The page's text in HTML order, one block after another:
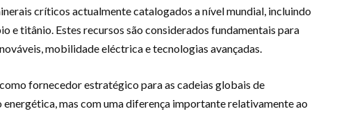
críticos actualmente catalogados a nível mundial, incluindo
e titânio. Estes recursos são considerados fundamentais para
mobilidade eléctrica e tecnologias avançadas.
fornecedor estratégico para as cadeias globais de
mas com uma diferença importante relativamente ao